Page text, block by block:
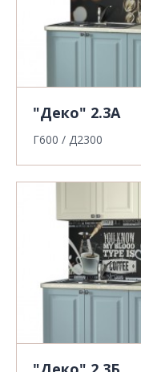
"Деко" 2.3А
Г600 / Д2300